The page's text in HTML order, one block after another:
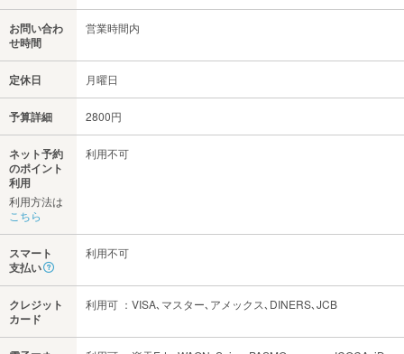
お問い合わ
せ時間
営業時間内
定休日 月曜日
予算詳細 2800円
ネット予約
のポイント
利用
利用方法は
こちら
利用不可
スマート
支払い
利用不可
クレジット
カード
利用可 ：VISA､マスター､アメックス､DINERS､JCB